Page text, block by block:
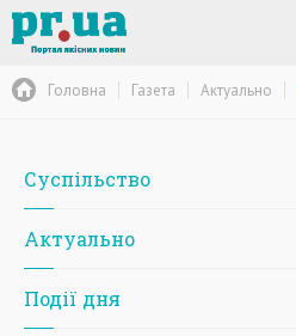
Головна Газета Актуально
Суспільство
Актуально
Події дня